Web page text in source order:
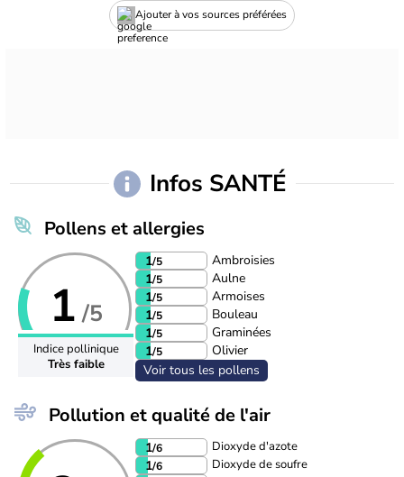
Ajouter à vos sources préférées
Infos SANTÉ
Pollens et allergies
1 /5
Indice pollinique
Très faible
1/5
Ambroisies
1/5
Aulne
1/5
Armoises
1/5
Bouleau
1/5
Graminées
1/5
Olivier
Voir tous les pollens
Pollution et qualité de l'air
1/6 Dioxyde d'azote
1/6 Dioxyde de soufre